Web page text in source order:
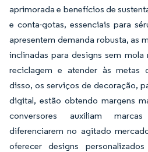
aprimorada e benefícios de
e conta-gotas, essenciais para
apresentem demanda robusta, as
inclinadas para designs sem
reciclagem e atender às metas
disso, os serviços de decoração,
digital, estão obtendo margens
conversores auxiliam
diferenciarem no agitado
oferecer designs